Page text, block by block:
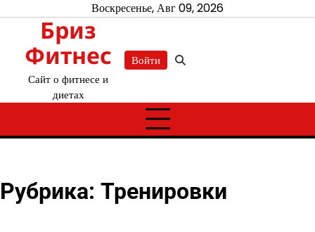
содержимому
Воскресенье, Авг 09, 2026
Бриз
Фитнес
Сайт о фитнесе и
диетах
Войти
Рубрика: Тренировки